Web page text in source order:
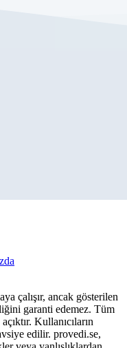
çalışır, ancak gösterilen
garanti edemez. Tüm
Kullanıcıların
edilir. provedi.se,